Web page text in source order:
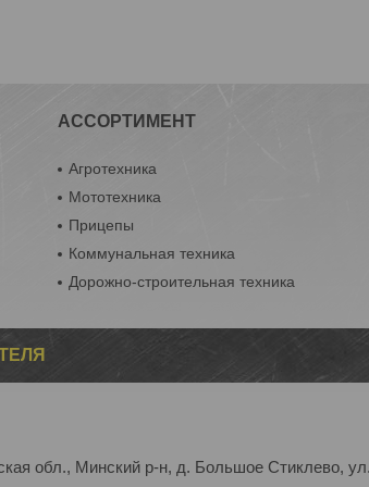
АССОРТИМЕНТ
Агротехника
Мототехника
Прицепы
Коммунальная техника
Дорожно-строительная техника
обл., Минский р-н, д. Большое Стиклево,